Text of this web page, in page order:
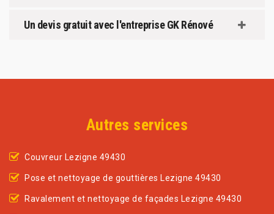
Un devis gratuit avec l'entreprise GK Rénové
Autres services
Couvreur Lezigne 49430
Pose et nettoyage de gouttières Lezigne 49430
Ravalement et nettoyage de façades Lezigne 49430